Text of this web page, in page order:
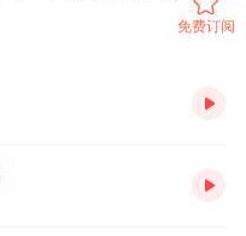
免费订阅